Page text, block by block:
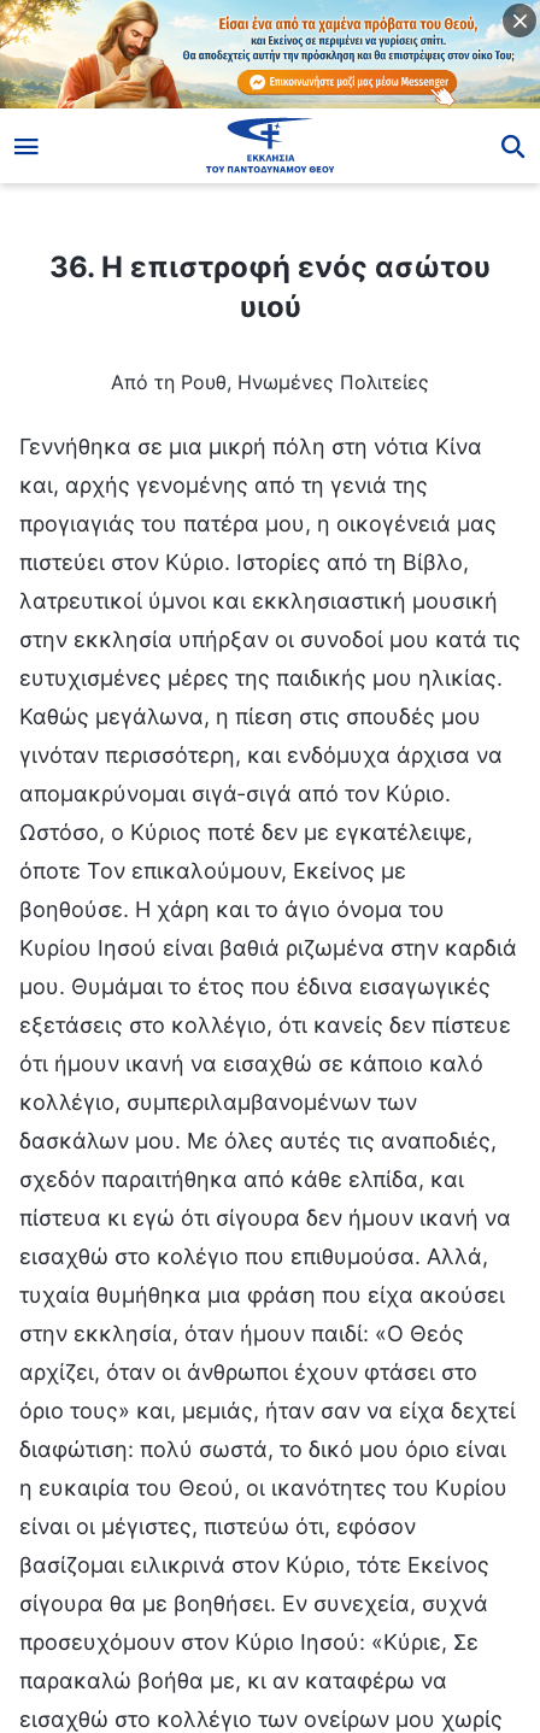
36. Η επιστροφή ενός ασώτου υιού
36. Η επιστροφή ενός ασώτου
υιού
Από τη Ρουθ, Ηνωμένες Πολιτείες
Γεννήθηκα σε μια μικρή πόλη στη νότια Κίνα
και, αρχής γενομένης από τη γενιά της
προγιαγιάς του πατέρα μου, η οικογένειά μας
πιστεύει στον Κύριο. Ιστορίες από τη Βίβλο,
λατρευτικοί ύμνοι και εκκλησιαστική μουσική
στην εκκλησία υπήρξαν οι συνοδοί μου κατά τις
ευτυχισμένες μέρες της παιδικής μου ηλικίας.
Καθώς μεγάλωνα, η πίεση στις σπουδές μου
γινόταν περισσότερη, και ενδόμυχα άρχισα να
απομακρύνομαι σιγά-σιγά από τον Κύριο.
Ωστόσο, ο Κύριος ποτέ δεν με εγκατέλειψε,
όποτε Τον επικαλούμουν, Εκείνος με
βοηθούσε. Η χάρη και το άγιο όνομα του
Κυρίου Ιησού είναι βαθιά ριζωμένα στην καρδιά
μου. Θυμάμαι το έτος που έδινα εισαγωγικές
εξετάσεις στο κολλέγιο, ότι κανείς δεν πίστευε
ότι ήμουν ικανή να εισαχθώ σε κάποιο καλό
κολλέγιο, συμπεριλαμβανομένων των
δασκάλων μου. Με όλες αυτές τις αναποδιές,
σχεδόν παραιτήθηκα από κάθε ελπίδα, και
πίστευα κι εγώ ότι σίγουρα δεν ήμουν ικανή να
εισαχθώ στο κολέγιο που επιθυμούσα. Αλλά,
τυχαία θυμήθηκα μια φράση που είχα ακούσει
στην εκκλησία, όταν ήμουν παιδί: «Ο Θεός
αρχίζει, όταν οι άνθρωποι έχουν φτάσει στο
όριο τους» και, μεμιάς, ήταν σαν να είχα δεχτεί
διαφώτιση: πολύ σωστά, το δικό μου όριο είναι
η ευκαιρία του Θεού, οι ικανότητες του Κυρίου
είναι οι μέγιστες, πιστεύω ότι, εφόσον
βασίζομαι ειλικρινά στον Κύριο, τότε Εκείνος
σίγουρα θα με βοηθήσει. Εν συνεχεία, συχνά
προσευχόμουν στον Κύριο Ιησού: «Κύριε, Σε
παρακαλώ βοήθα με, κι αν καταφέρω να
εισαχθώ στο κολλέγιο των ονείρων μου χωρίς